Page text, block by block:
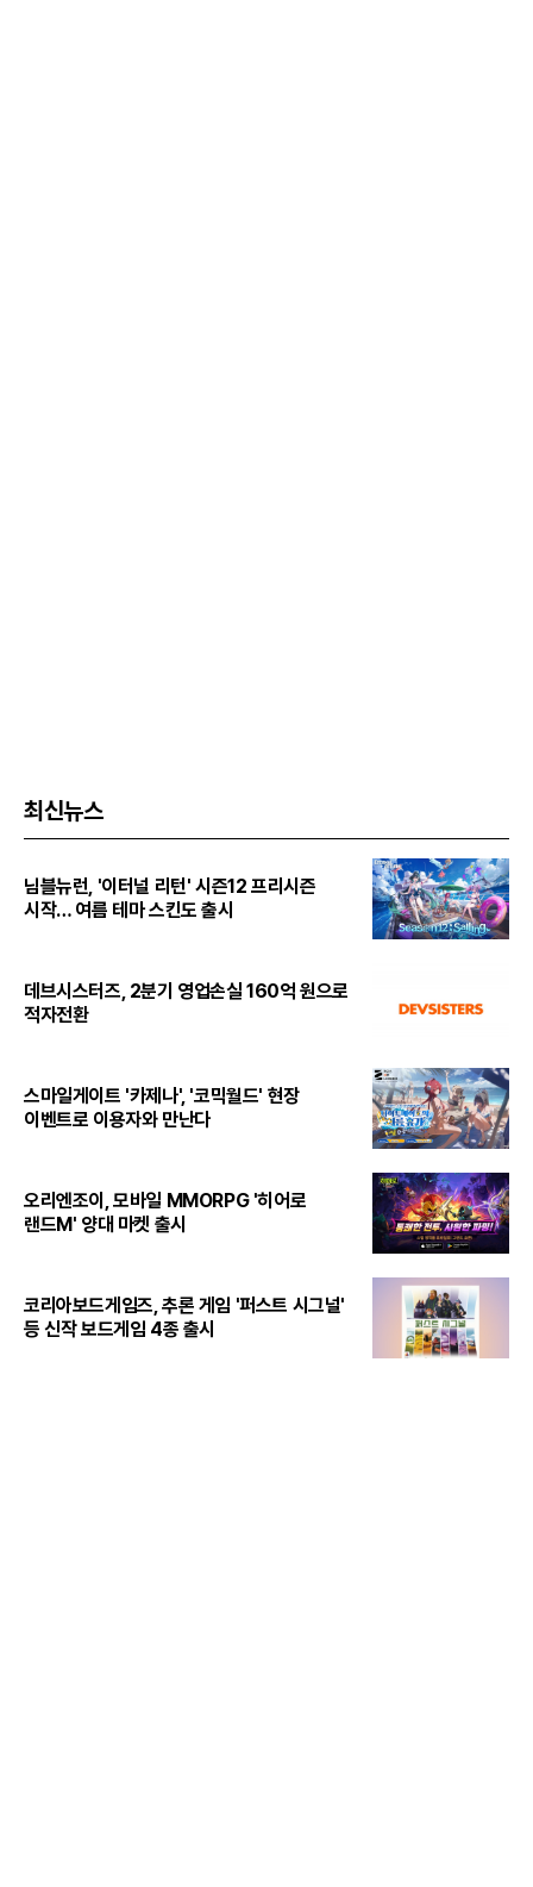
최신뉴스
님블뉴런, '이터널 리턴' 시즌12 프리시즌
시작… 여름 테마 스킨도 출시
데브시스터즈, 2분기 영업손실 160억 원으로
적자전환
스마일게이트 '카제나', '코믹월드' 현장
이벤트로 이용자와 만난다
오리엔조이, 모바일 MMORPG '히어로
랜드M' 양대 마켓 출시
코리아보드게임즈, 추론 게임 '퍼스트 시그널'
등 신작 보드게임 4종 출시